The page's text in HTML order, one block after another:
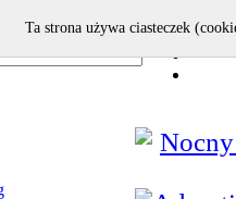
Ta strona używa ciasteczek